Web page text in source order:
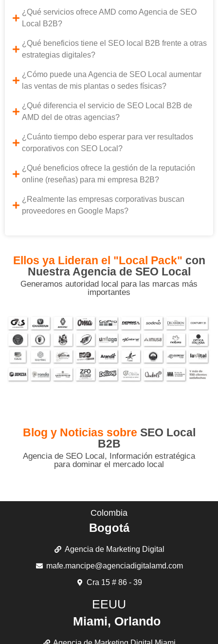
¿Qué servicios ofrece AMD como Agencia de SEO
Local B2B?
¿Qué beneficios tiene el SEO local B2B frente a otras
estrategias digitales?
¿Cómo puede una Agencia de SEO Local aumentar
las ventas de mis plantas o sedes físicas?
¿Qué diferencia el servicio de SEO Local B2B de
AMD del de otras agencias?
¿Cuánto tiempo debo esperar para ver resultados
corporativos con SEO Local?
¿Qué beneficios ofrece la gestión de la reputación
online (reseñas) para mi empresa B2B?
¿Realmente las empresas corporativas buscan
proveedores en Google Maps?
Ellos ya Lideran el "Local Pack" con
Nuestra Agencia de SEO Local
Generamos autoridad local para las marcas más
importantes
Blog y Noticias sobre SEO Local
B2B
Agencia de SEO Local, Información estratégica
para dominar el mercado local
Colombia
Bogotá
Agencia de Marketing Digital
mafe.mancipe@agenciadigitalamd.com
Cra 15 # 86 - 39
EEUU
Miami, Orlando